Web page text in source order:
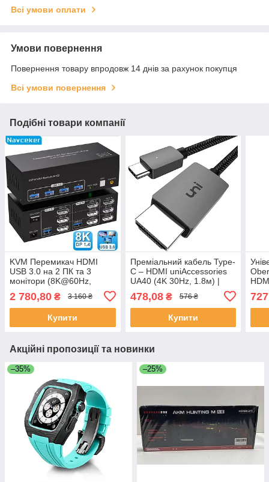
Всі умови оплати
Умови повернення
Повернення товару впродовж 14 днів за рахунок покупця
Всі умови повернення
Подібні товари компанії
KVM Перемикач HDMI
USB 3.0 на 2 ПК та 3
монітори (8K@60Hz,
KVM Switch 2 In 3 Out з
провідним пультом
2 780,80 ₴ 3 160 ₴
Купити
Преміальний кабель Type-
C – HDMI uniAccessories
UA40 (4K 30Hz, 1.8м) |
Перехідник шнур USB-C
на HDMI для підключення
MacBook)
478,08₴ 576 ₴
Купити
з
SD/
Акційні пропозиції та новинки
–35% –25%